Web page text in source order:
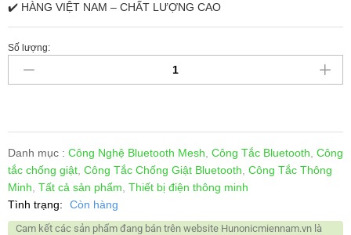
✔️ HÀNG VIỆT NAM – CHẤT LƯỢNG CAO
Số lượng:
Danh mục : Công Nghệ Bluetooth Mesh Công Tắc Bluetooth Công
tắc chống giật Công Tắc Chống Giật Bluetooth Công Tắc Thông
Minh Tất cả sản phẩm Thiết bị điện thông minh
Tình trạng:
Còn hàng
Cam kết các sản phẩm đang bán trên website Hunonicmiennam.vn là